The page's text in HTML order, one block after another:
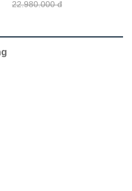
22.980.000 đ